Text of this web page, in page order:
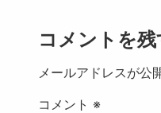
コメントを残
メールアドレスが公
コメント ※